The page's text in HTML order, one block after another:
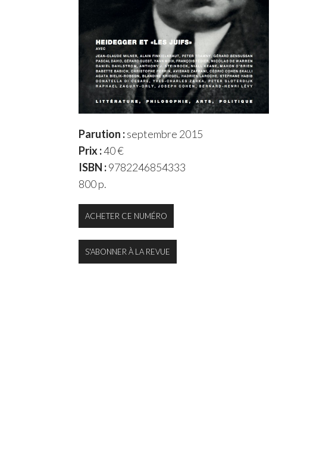
Parution :septembre 2015
Prix :40 €
ISBN :9782246854333
800 p.
ACHETER CE NUMÉRO
S'ABONNER À LA REVUE